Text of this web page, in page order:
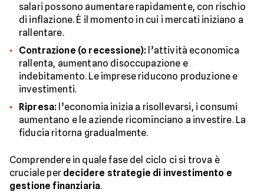
salari possono aumentare rapidamente, con rischio
di inflazione. È il momento in cui i mercati iniziano a
rallentare.
Contrazione (o recessione): l’attività economica
rallenta, aumentano disoccupazione e
indebitamento. Le imprese riducono produzione e
investimenti.
Ripresa: l’economia inizia a risollevarsi, i consumi
aumentano e le aziende ricominciano a investire. La
fiducia ritorna gradualmente.
Comprendere in quale fase del ciclo ci si trova è
cruciale per decidere strategie di investimento e
gestione finanziaria.